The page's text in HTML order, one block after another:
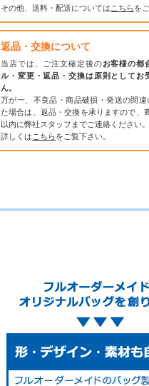
その他、送料・配送については こちらを
返品・交換について
当店では、ご注文確定後のお客様の都
ル・変更・返品・交換は原則としてお
ん。
万が一、不良品・商品破損・発送の間違
た場合は、返品・交換を承りますので、
以内に弊社スタッフまでご連絡ください。
詳しくは こちらをご覧下さい。